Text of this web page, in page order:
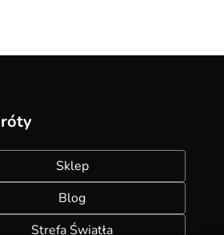
Sklep
Blog
Strefa Światła